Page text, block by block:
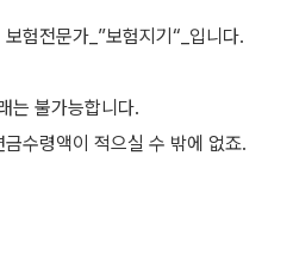
험전문가_”보험지기“_입니다.
는 불가능합니다.
수령액이 적으실 수 밖에 없죠.